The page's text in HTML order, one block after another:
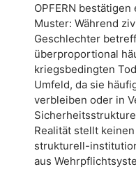
OPFERN
Muster: Während
Geschlechter
überproportional
kriegsbedingten
Umfeld, da sie
verbleiben oder in
Realität stellt
strukturell-
aus